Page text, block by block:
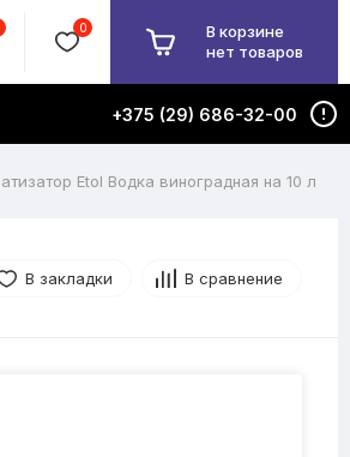
0
В корзине
нет товаров
+375 (29) 686-32-00
Etol Водка виноградная на 10 л
В закладки В сравнение